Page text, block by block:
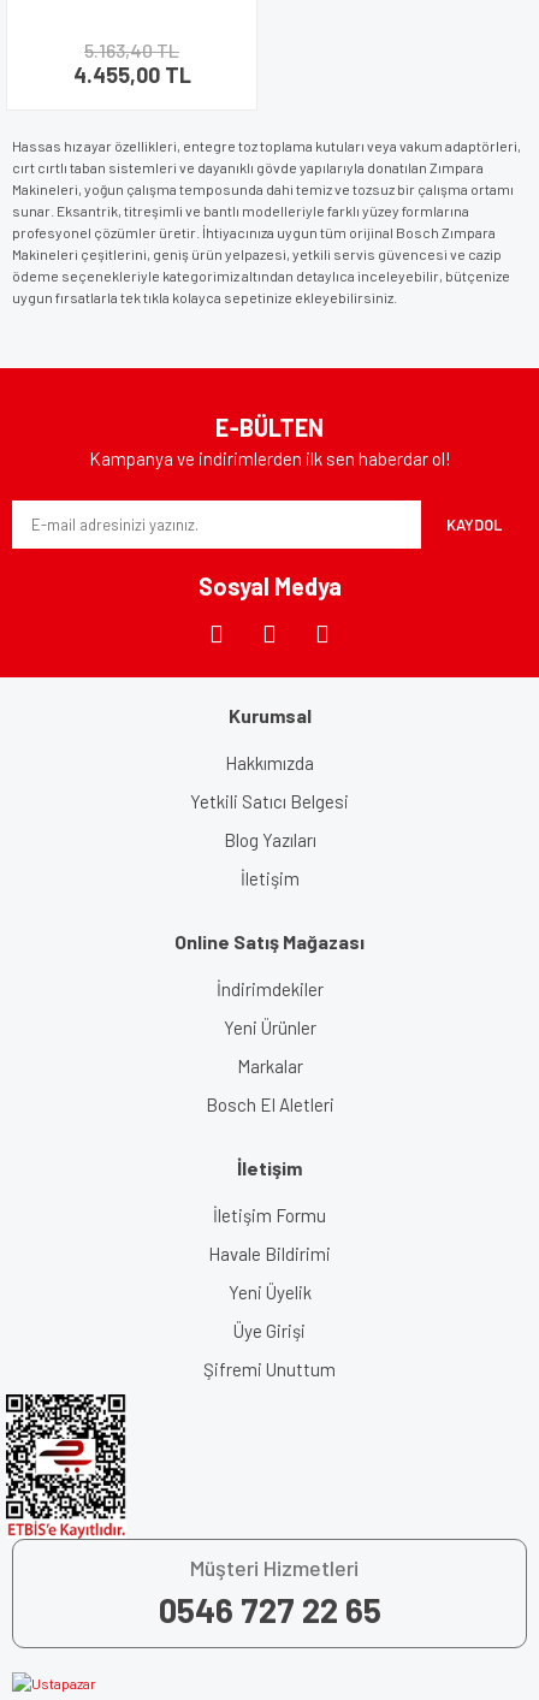
5.163,40 TL
4.455,00 TL
Hassas hız ayar özellikleri, entegre toz toplama kutuları veya vakum adaptörleri,
cırt cırtlı taban sistemleri ve dayanıklı gövde yapılarıyla donatılan Zımpara
Makineleri, yoğun çalışma temposunda dahi temiz ve tozsuz bir çalışma ortamı
sunar. Eksantrik, titreşimli ve bantlı modelleriyle farklı yüzey formlarına
profesyonel çözümler üretir. İhtiyacınıza uygun tüm orijinal Bosch Zımpara
Makineleri çeşitlerini, geniş ürün yelpazesi, yetkili servis güvencesi ve cazip
ödeme seçenekleriyle kategorimiz altından detaylıca inceleyebilir, bütçenize
uygun fırsatlarla tek tıkla kolayca sepetinize ekleyebilirsiniz.
E-BÜLTEN
Kampanya ve indirimlerden ilk sen haberdar ol!
KAYDOL
Sosyal Medya
Kurumsal
Hakkımızda
Yetkili Satıcı Belgesi
Blog Yazıları
İletişim
Online Satış Mağazası
İndirimdekiler
Yeni Ürünler
Markalar
Bosch El Aletleri
İletişim
İletişim Formu
Havale Bildirimi
Yeni Üyelik
Üye Girişi
Şifremi Unuttum
Müşteri Hizmetleri
0546 727 22 65